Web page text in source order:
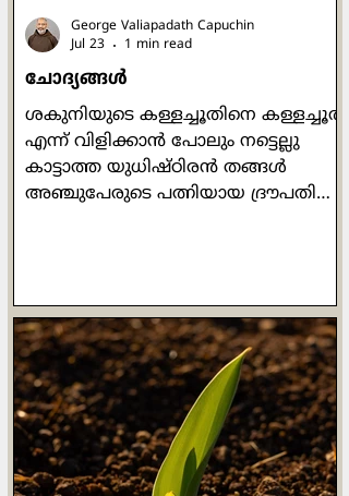
ചോദ്യങ്ങൾ
ശകുനിയുടെ കള്ളച്ചൂതിനെ കള്ളച്ചൂത്
എന്ന് വിളിക്കാൻ പോലും നട്ടെല്ലു
കാട്ടാത്ത യുധിഷ്ഠിരൻ തങ്ങൾ
അഞ്ചുപേരുടെ പത്നിയായ ദ്രൗപതിയെ
തടസ്സങ്ങൾ പറഞ്ഞപ്പോൾ
ദുശ്ശാസനൻതന്നെ ദ്രൗപതിയെ
പിടിച്ചുവലിച്ച് കൗരവ സഭയിലേക്ക്
കൊണ്ടുവരുന്നു. അയാളുടെ
പരാക്രമം കാരണത്താൽ
യാജ്ഞസേനിയുടെ വസ്ത്രം ആകെ
ഉലഞ്ഞ് അയഞ്ഞിരുന്നു. വലിച്ചിഴച്ച്
George Valiapadath Capuchin
Jul 23
1 min read